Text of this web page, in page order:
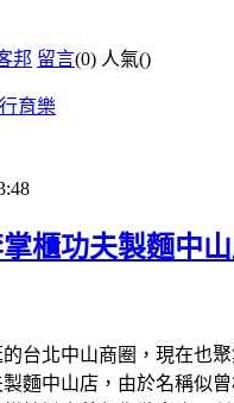
邦 留言(0) 人氣()
育樂
掌櫃功夫製麵中
台北中山商圈，現在也
麵中山店，由於名稱似